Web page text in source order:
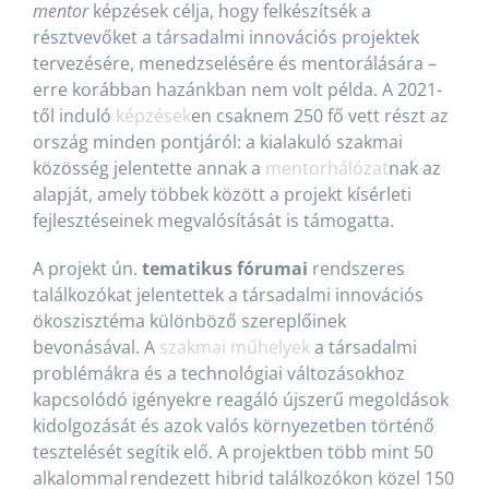
mentorképzések célja, hogy felkészítsék a
résztvevőket a társadalmi innovációs projektek
tervezésére, menedzselésére és mentorálására –
erre korábban hazánkban nem volt példa. A 2021-
től induló képzéseken csaknem 250 fő vett részt az
ország minden pontjáról: a kialakuló szakmai
közösség jelentette annak a mentorhálózatnak az
alapját, amely többek között a projekt kísérleti
fejlesztéseinek megvalósítását is támogatta.
A projekt ún. tematikus fórumai rendszeres
találkozókat jelentettek a társadalmi innovációs
ökoszisztéma különböző szereplőinek
bevonásával. A szakmai műhelyeka társadalmi
problémákra és a technológiai változásokhoz
kapcsolódó igényekre reagáló újszerű megoldások
kidolgozását és azok valós környezetben történő
tesztelését segítik elő. A projektben több mint 50
alkalommal rendezett hibrid találkozókon közel 150